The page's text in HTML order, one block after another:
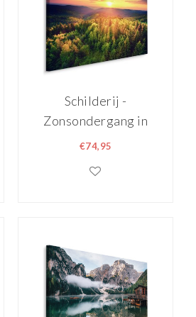
Schilderij -
Zonsondergang in
de bergen, multi-
wanddecoratie
€74,95